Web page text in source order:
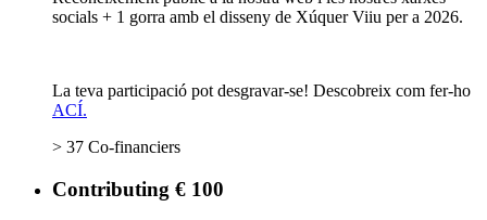
socials + 1 gorra amb el disseny de Xúquer Viiu per a 2026.
La teva participació pot desgravar-se! Descobreix com fer-ho
ACÍ.
> 37 Co-financiers
Contributing € 100